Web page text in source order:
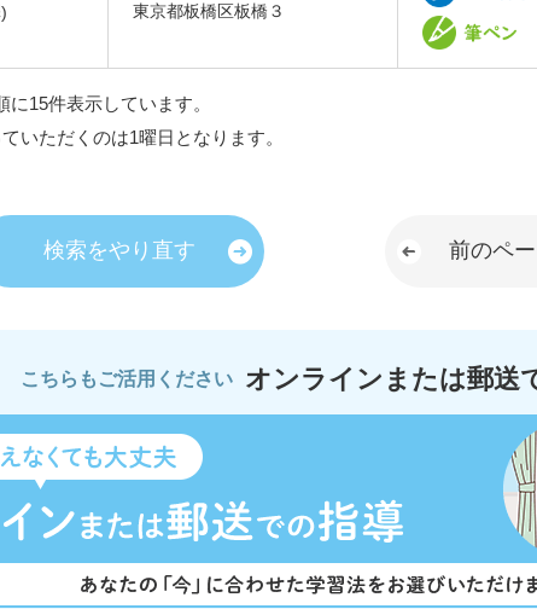
東京都板橋区板橋３
15件表示しています。
いただくのは1曜日となります。
検索をやり直す 前のペ
こちらもご活用ください オンラインまたは郵送